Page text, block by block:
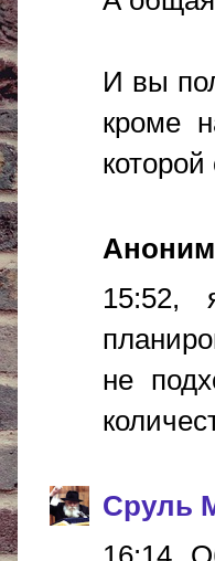
И вы
кроме
15:52,
не
Сруль